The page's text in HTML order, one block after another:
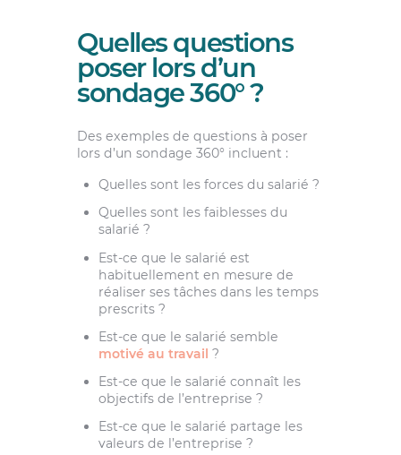
Quelles questions
poser lors d’un
sondage 360° ?
Des exemples de questions à poser
lors d’un sondage 360° incluent :
Quelles sont les forces du salarié ?
Quelles sont les faiblesses du
salarié ?
Est-ce que le salarié est
habituellement en mesure de
réaliser ses tâches dans les temps
prescrits ?
Est-ce que le salarié semble
motivé au travail ?
Est-ce que le salarié connaît les
objectifs de l’entreprise ?
Est-ce que le salarié partage les
valeurs de l’entreprise ?